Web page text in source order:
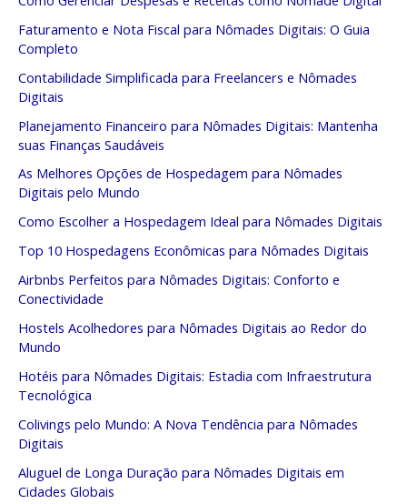
Faturamento e Nota Fiscal para Nômades Digitais: O Guia
Completo
Contabilidade Simplificada para Freelancers e Nômades
Digitais
Planejamento Financeiro para Nômades Digitais: Mantenha
suas Finanças Saudáveis
As Melhores Opções de Hospedagem para Nômades
Digitais pelo Mundo
Como Escolher a Hospedagem Ideal para Nômades Digitais
Top 10 Hospedagens Econômicas para Nômades Digitais
Airbnbs Perfeitos para Nômades Digitais: Conforto e
Conectividade
Hostels Acolhedores para Nômades Digitais ao Redor do
Mundo
Hotéis para Nômades Digitais: Estadia com Infraestrutura
Tecnológica
Colivings pelo Mundo: A Nova Tendência para Nômades
Digitais
Aluguel de Longa Duração para Nômades Digitais em
Cidades Globais